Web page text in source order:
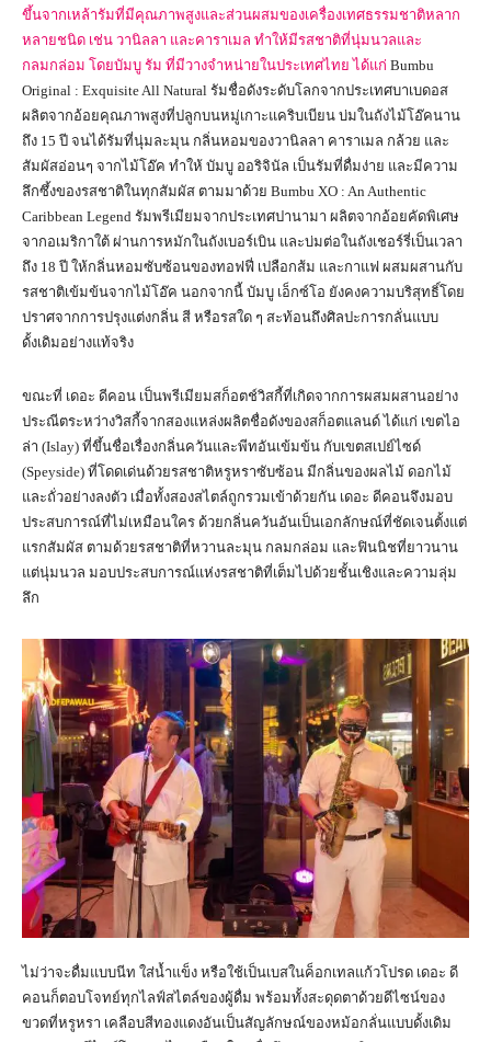
ขึ้นจากเหล้ารัมที่มีคุณภาพสูงและส่วนผสมของเครื่องเทศธรรมชาติหลาก
หลายชนิด เช่น วานิลลา และคาราเมล ทำให้มีรสชาติที่นุ่มนวลและ
กลมกล่อม โดยบัมบู รัม ที่มีวางจำหน่ายในประเทศไทย ได้แก่ Bumbu
Original : Exquisite All Natural รัมชื่อดังระดับโลกจากประเทศบาเบดอส
ผลิตจากอ้อยคุณภาพสูงที่ปลูกบนหมู่เกาะแคริบเบียน บ่มในถังไม้โอ๊คนาน
ถึง 15 ปี จนได้รัมที่นุ่มละมุน กลิ่นหอมของวานิลลา คาราเมล กล้วย และ
สัมผัสอ่อนๆ จากไม้โอ๊ค ทำให้ บัมบู ออริจินัล เป็นรัมที่ดื่มง่าย และมีความ
ลึกซึ้งของรสชาติในทุกสัมผัส ตามมาด้วย Bumbu XO : An Authentic
Caribbean Legend รัมพรีเมียมจากประเทศปานามา ผลิตจากอ้อยคัดพิเศษ
จากอเมริกาใต้ ผ่านการหมักในถังเบอร์เบิน และบ่มต่อในถังเชอร์รี่เป็นเวลา
ถึง 18 ปี ให้กลิ่นหอมซับซ้อนของทอฟฟี่ เปลือกส้ม และกาแฟ ผสมผสานกับ
รสชาติเข้มข้นจากไม้โอ๊ค นอกจากนี้ บัมบู เอ็กซ์โอ ยังคงความบริสุทธิ์โดย
ปราศจากการปรุงแต่งกลิ่น สี หรือรสใด ๆ สะท้อนถึงศิลปะการกลั่นแบบ
ดั้งเดิมอย่างแท้จริง
ขณะที่ เดอะ ดีคอน เป็นพรีเมียมสก็อตช์วิสกี้ที่เกิดจากการผสมผสานอย่าง
ประณีตระหว่างวิสกี้จากสองแหล่งผลิตชื่อดังของสก็อตแลนด์ ได้แก่ เขตไอ
ล่า (Islay) ที่ขึ้นชื่อเรื่องกลิ่นควันและพีทอันเข้มข้น กับเขตสเปย์ไซด์
(Speyside) ที่โดดเด่นด้วยรสชาติหรูหราซับซ้อน มีกลิ่นของผลไม้ ดอกไม้
และถั่วอย่างลงตัว เมื่อทั้งสองสไตล์ถูกรวมเข้าด้วยกัน เดอะ ดีคอนจึงมอบ
ประสบการณ์ที่ไม่เหมือนใคร ด้วยกลิ่นควันอันเป็นเอกลักษณ์ที่ชัดเจนตั้งแต่
แรกสัมผัส ตามด้วยรสชาติที่หวานละมุน กลมกล่อม และฟินนิชที่ยาวนาน
แต่นุ่มนวล มอบประสบการณ์แห่งรสชาติที่เต็มไปด้วยชั้นเชิงและความลุ่ม
ลึก
ไม่ว่าจะดื่มแบบนีท ใส่น้ำแข็ง หรือใช้เป็นเบสในค็อกเทลแก้วโปรด เดอะ ดี
คอนก็ตอบโจทย์ทุกไลฟ์สไตล์ของผู้ดื่ม พร้อมทั้งสะดุดตาด้วยดีไซน์ของ
ขวดที่หรูหรา เคลือบสีทองแดงอันเป็นสัญลักษณ์ของหม้อกลั่นแบบดั้งเดิม